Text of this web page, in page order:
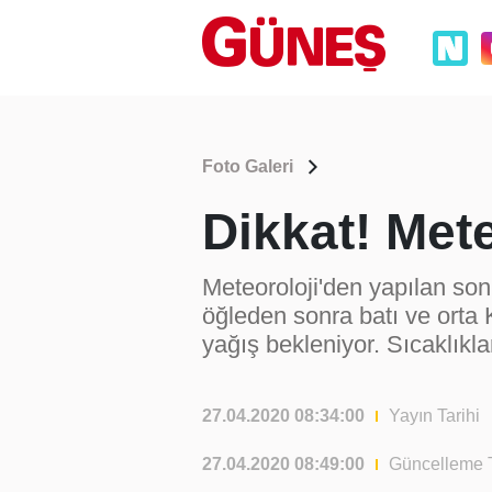
Foto Galeri
Dikkat!
Meteoroloji'den yapılan
öğleden sonra batı ve
yağış bekleniyor.
27.04.2020 08:34:00 Yayın Tarihi
27.04.2020 08:49:00 Güncelleme